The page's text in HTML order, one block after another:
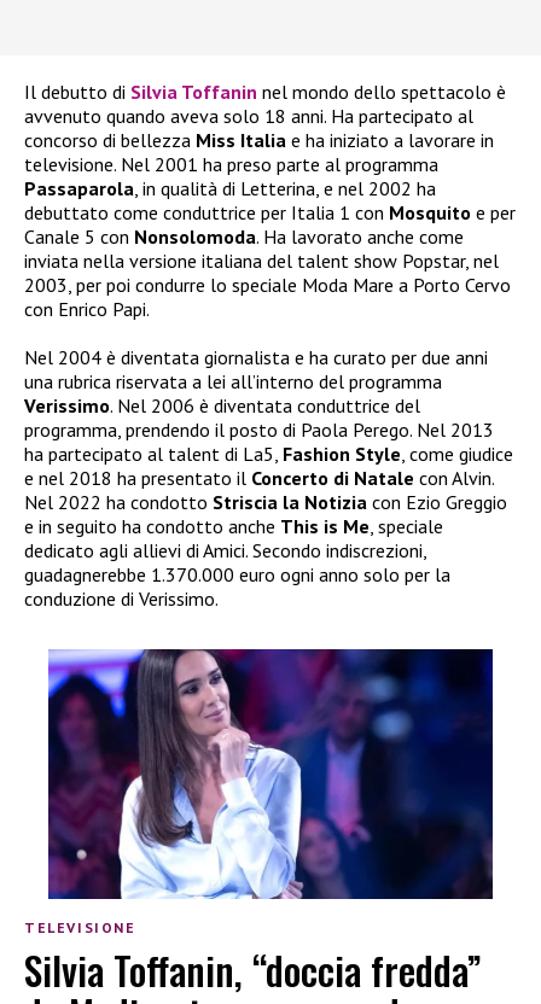
Il debutto di Silvia Toffanin nel mondo dello spettacolo è
avvenuto quando aveva solo 18 anni. Ha partecipato al
concorso di bellezza Miss Italia e ha iniziato a lavorare in
televisione. Nel 2001 ha preso parte al programma
Passaparola, in qualità di Letterina, e nel 2002 ha
debuttato come conduttrice per Italia 1 con Mosquito e per
Canale 5 con Nonsolomoda. Ha lavorato anche come
inviata nella versione italiana del talent show Popstar, nel
2003, per poi condurre lo speciale Moda Mare a Porto Cervo
con Enrico Papi.
Nel 2004 è diventata giornalista e ha curato per due anni
una rubrica riservata a lei all’interno del programma
Verissimo. Nel 2006 è diventata conduttrice del
programma, prendendo il posto di Paola Perego. Nel 2013
ha partecipato al talent di La5, Fashion Style, come giudice
e nel 2018 ha presentato il Concerto di Natale con Alvin.
Nel 2022 ha condotto Striscia la Notizia con Ezio Greggio
e in seguito ha condotto anche This is Me, speciale
dedicato agli allievi di Amici. Secondo indiscrezioni,
guadagnerebbe 1.370.000 euro ogni anno solo per la
conduzione di Verissimo.
TELEVISIONE
Silvia Toffanin, “doccia fredda”